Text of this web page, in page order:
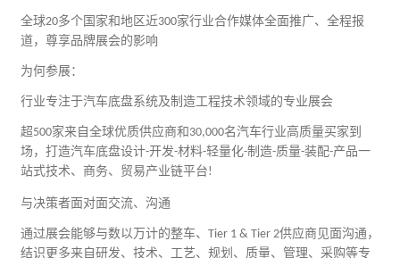
全球20多个国家和地区近300家行业合作媒体全面推广、全程报
道，尊享品牌展会的影响
为何参展：
行业专注于汽车底盘系统及制造工程技术领域的专业展会
超500家来自全球优质供应商和 30,000名汽车行业高质量买家到
场，打造汽车底盘设计-开发-材料-轻量化-制造-质量-装配-产品一
站式技术、商务、 贸易产业链平台!
与决策者面对面交流、沟通
通过展会能够与数以万计的整车、 Tier 1 & Tier 2供应商见面沟通，
结识更多来自研发、技术、 工艺、规划、质量、管理、采购等专